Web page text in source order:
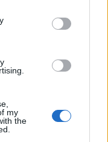
my
the